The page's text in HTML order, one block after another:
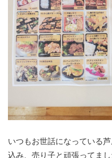
いつもお世話になっている
込み、売り子と頑張ってまし